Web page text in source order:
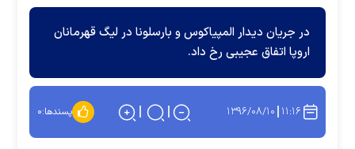
در جریان دیدار المپیاکوس و بارسلونا در لیگ قهرمانان
اروپا اتفاق عجیبی رخ داد.
۱۱:۱۶ ۱۳۹۶/۰۸/۱۰ پسندها:۰